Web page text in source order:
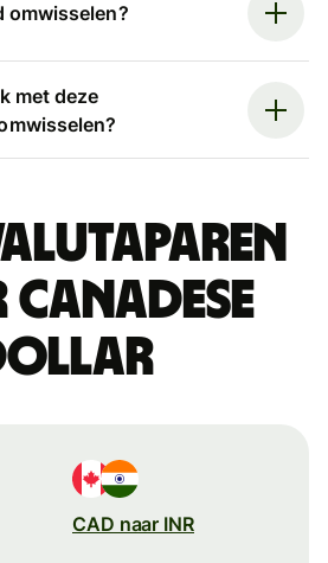
omwisselen?
met deze
CAD naar INR